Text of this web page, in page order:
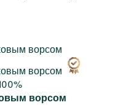
ворсом